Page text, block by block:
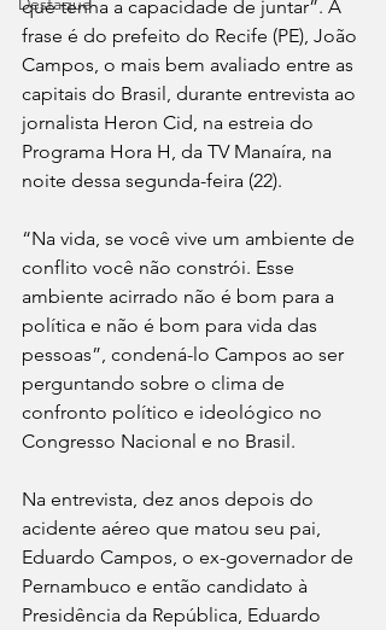
que tenha a capacidade de juntar”. A
frase é do prefeito do Recife (PE), João
Campos, o mais bem avaliado entre as
capitais do Brasil, durante entrevista ao
jornalista Heron Cid, na estreia do
Programa Hora H, da TV Manaíra, na
noite dessa segunda-feira (22).
“Na vida, se você vive um ambiente de
conflito você não constrói. Esse
ambiente acirrado não é bom para a
política e não é bom para vida das
pessoas”, condená-lo Campos ao ser
perguntando sobre o clima de
confronto político e ideológico no
Congresso Nacional e no Brasil.
Na entrevista, dez anos depois do
acidente aéreo que matou seu pai,
Eduardo Campos, o ex-governador de
Pernambuco e então candidato à
Presidência da República, Eduardo